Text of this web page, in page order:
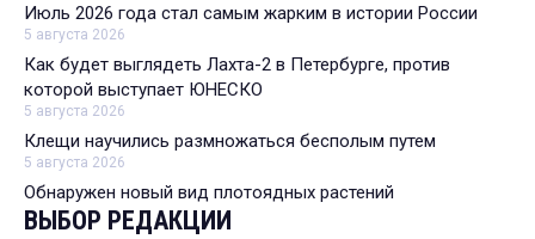
Июль 2026 года стал самым жарким в истории России
5 августа 2026
Как будет выглядеть Лахта-2 в Петербурге, против
которой выступает ЮНЕСКО
5 августа 2026
Клещи научились размножаться бесполым путем
5 августа 2026
Обнаружен новый вид плотоядных растений
ВЫБОР РЕДАКЦИИ